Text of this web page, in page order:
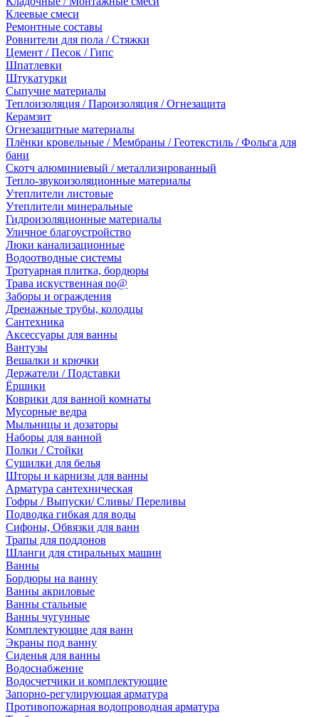
Клеевые смеси
Ремонтные составы
Ровнители для пола / Стяжки
Цемент / Песок / Гипс
Шпатлевки
Штукатурки
Сыпучие материалы
Теплоизоляция / Пароизоляция / Огнезащита
Керамзит
Огнезащитные материалы
Плёнки кровельные / Мембраны / Геотекстиль / Фольга для
бани
Скотч алюминиевый / металлизированный
Тепло-звукоизоляционные материалы
Утеплители листовые
Утеплители минеральные
Гидроизоляционные материалы
Уличное благоустройство
Люки канализационные
Водоотводные системы
Тротуарная плитка, бордюры
Трава искуственная no@
Заборы и ограждения
Дренажные трубы, колодцы
Сантехника
Аксессуары для ванны
Вантузы
Вешалки и крючки
Держатели / Подставки
Ёршики
Коврики для ванной комнаты
Мусорные ведра
Мыльницы и дозаторы
Наборы для ванной
Полки / Стойки
Сушилки для белья
Шторы и карнизы для ванны
Арматура сантехническая
Гофры / Выпуски/ Сливы/ Переливы
Подводка гибкая для воды
Сифоны, Обвязки для ванн
Трапы для поддонов
Шланги для стиральных машин
Ванны
Бордюры на ванну
Ванны акриловые
Ванны стальные
Ванны чугунные
Комплектующие для ванн
Экраны под ванну
Сиденья для ванны
Водоснабжение
Водосчетчики и комплектующие
Запорно-регулирующая арматура
Противопожарная водопроводная арматура